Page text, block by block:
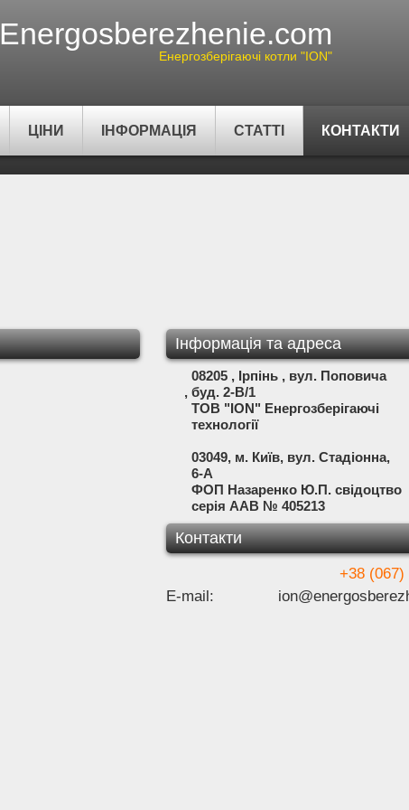
Energosberezhenie.com
Енергозберігаючі котли "ION"
ЦІНИ ІНФОРМАЦІЯ СТАТТІ КОНТАКТИ
Інформація та адреса
08205 , Ірпінь , вул. Поповича
, буд. 2-В/1
ТОВ "ION" Енергозберігаючі
технології
03049, м. Київ, вул. Стадіонна,
6-А
ФОП Назаренко Ю.П. свідоцтво
серія ААВ № 405213
Контакти
+38 (067)
E-mail: